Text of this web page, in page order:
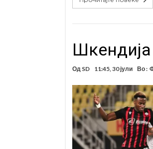
Шкендија
Од SD 11:45, 30 јули Во :